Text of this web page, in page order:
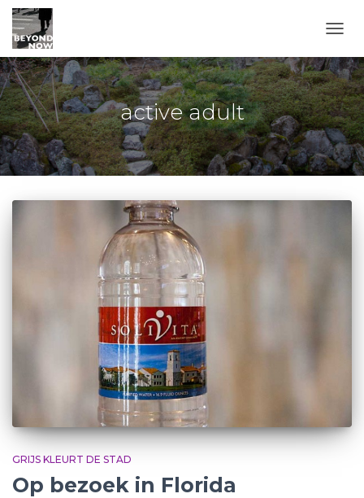
active adult
GRIJS KLEURT DE STAD
Op bezoek in Florida